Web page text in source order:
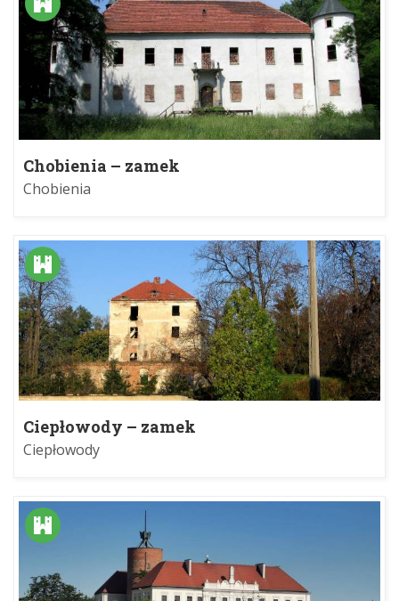
Chobienia – zamek
Chobienia
Ciepłowody – zamek
Ciepłowody